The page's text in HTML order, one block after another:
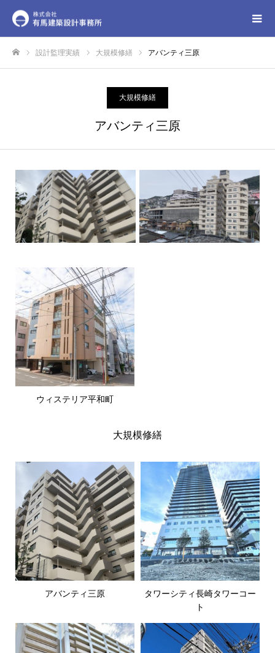
設計監理実績 大規模修繕 アバンティ三原
大規模修繕
アバンティ三原
ウィステリア平和町
大規模修繕
アバンティ三原
タワーシティ長崎タワーコー
ト